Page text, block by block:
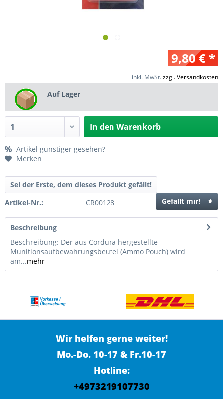
9,80 € *
inkl. MwSt.zzgl. Versandkosten
Auf Lager
In den Warenkorb
Artikel günstiger gesehen?
Merken
Sei der Erste, dem dieses Produkt gefällt!
Gefällt mir!
Artikel-Nr.: CR00128
Beschreibung
Beschreibung: Der aus Cordura hergestellte
Munitionsaufbewahrungsbeutel (Ammo Pouch) wird
am...mehr
Wir helfen gerne weiter!
Mo.-Do. 10-17 & Fr.10-17
Hotline:
+4973219107730